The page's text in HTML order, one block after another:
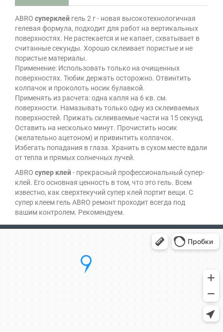
ABRO суперклей гель 2 г - новая высокотехнологичная
гелевая формула, подходит для работ на вертикальных
поверхностях. Не растекается и не капает, схватывает в
считанные секунды. Хорошо склеивает пористые и не
пористые материалы.
Применение: Использовать только на очищенных
поверхностях. Тюбик держать осторожно. Отвинтить
колпачок и проколоть носик булавкой.
Применять из расчета: одна капля на 6 кв. см.
поверхности. Намазывать только одну из склеиваемых
поверхностей. Прижать склеиваемые части на 15 секунд.
Оставить на несколько минут. Прочистить носик
(желательно ацетоном) и привинтить колпачок.
Избегать попадания в глаза. Хранить в сухом месте вдали
от тепла и прямых солнечных лучей.
ABRO супер клей- прекрасный профессиональный супер-
клей. Его основная ценность в том, что это гель. Всем
известно, как сверхтекучий супер клей портит вещи. С
супер клеем гель ABRO ремонт проходит всегда под
вашим контролем. Рекомендуем.